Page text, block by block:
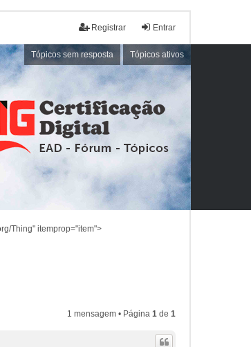
Entrar
Registrar
Tópicos sem resposta Tópicos ativos
Thing" itemprop="item">
1 mensagem • Página 1 de 1